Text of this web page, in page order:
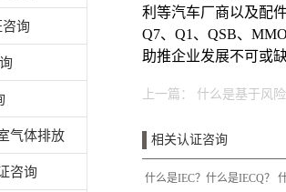
询
气体排放
咨询
利等汽车厂商以及配
Q7、Q1、QSB、
助推企业发展不可或
上一篇： 什么是基于风
相关认证咨询
什么是IEC？什么是IECQ？